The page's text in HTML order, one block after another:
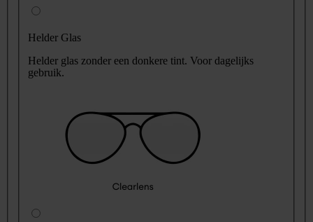
Helder Glas
Helder glas zonder een donkere tint. Voor dagelijks
gebruik.